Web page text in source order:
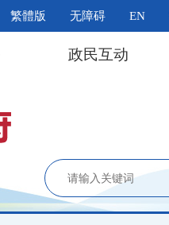
繁體版 无障碍 EN
政民互动